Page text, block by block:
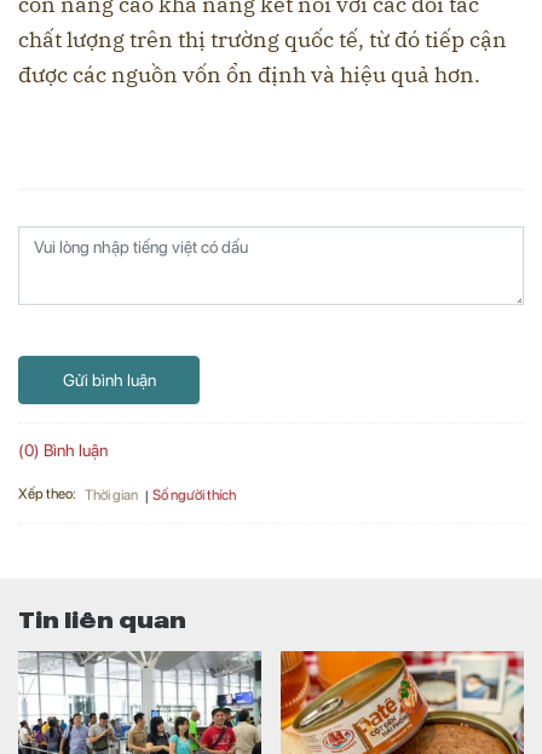
chất lượng trên thị trường quốc tế, từ đó tiếp cận
được các nguồn vốn ổn định và hiệu quả hơn.
Gửi bình luận
(0) Bình luận
Xếp theo: Thời gian Số người thích
Tin liên quan